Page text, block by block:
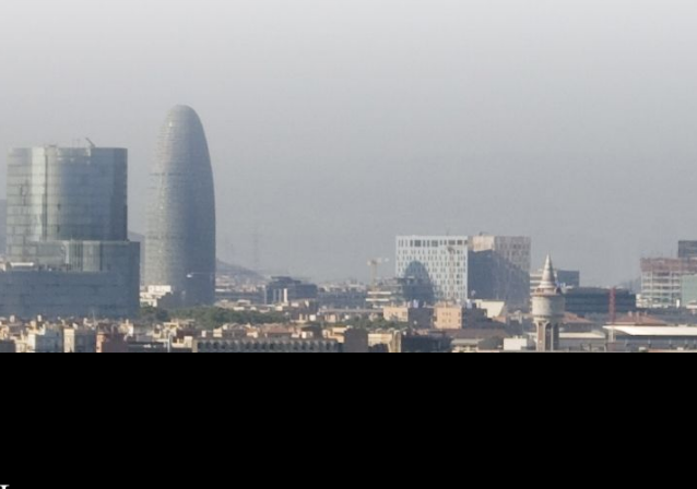
de la propriété, sauna et salle de bains
y a un accès à une belle crique
rocheuse et à 10 minutes à pied vous
trouverez la plage "Cala Trons". La ville
de Gérone est située à 44 km et celle
de Barcelone à 77 km, les deux villes
disposant d'un aéroport.